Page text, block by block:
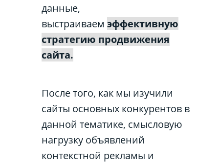
данные,
выстраиваем эффективную
стратегию продвижения
сайта.
После того, как мы изучили
сайты основных конкурентов в
данной тематике, смысловую
нагрузку объявлений
контекстной рекламы и